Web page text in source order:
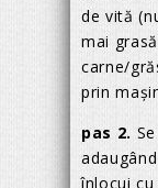
de vită
mai
carne/
prin
pas 2.
înlocui